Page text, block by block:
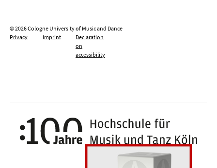
© 2026 Cologne University of Music and Dance
Privacy
Imprint
Declaration
on
accessibility